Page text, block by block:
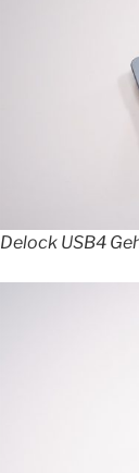
Delock USB4